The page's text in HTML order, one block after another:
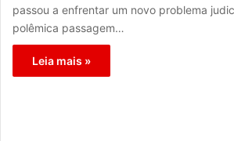
passou a enfrentar um novo problema
polêmica passagem…
Leia mais »